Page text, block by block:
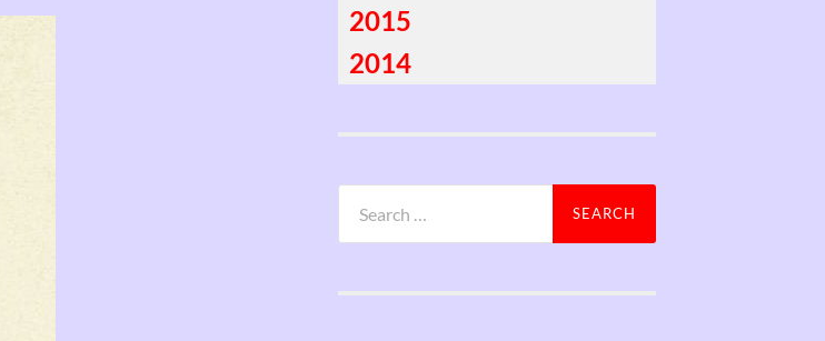
2015
2014
for: